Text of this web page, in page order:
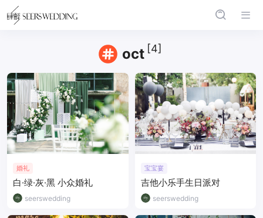
oct [4]
婚礼
白·绿·灰·黑 小众婚礼
seerswedding
宝宝宴
吉他小乐手生日派对
seerswedding